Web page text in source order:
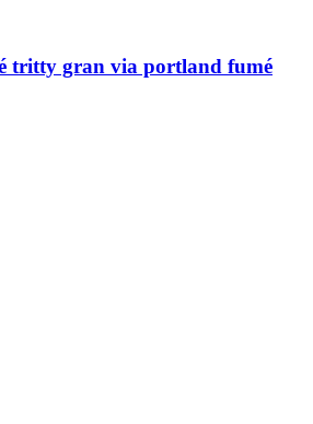
tritty gran via portland fumé